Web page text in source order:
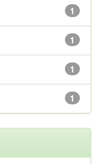
1
1
1
1